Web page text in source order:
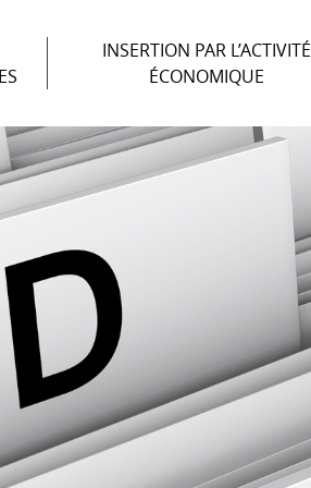
INSERTION PAR L’ACTIVITÉ
ÉCONOMIQUE